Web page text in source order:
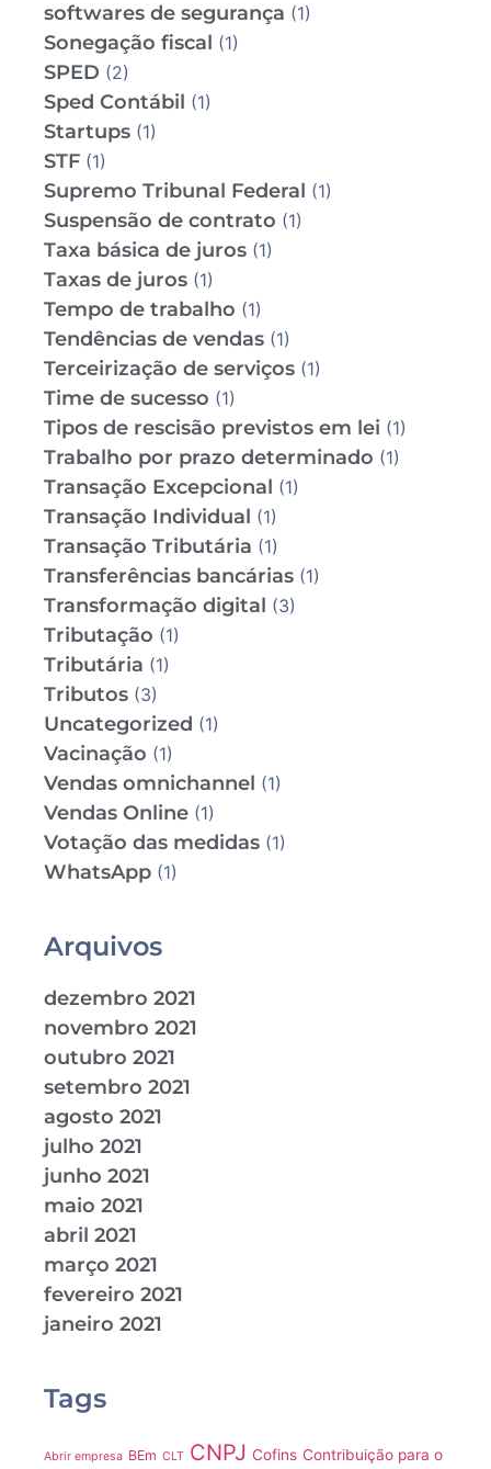
softwares de segurança (1)
Sonegação fiscal (1)
SPED (2)
Sped Contábil (1)
Startups (1)
STF (1)
Supremo Tribunal Federal (1)
Suspensão de contrato (1)
Taxa básica de juros (1)
Taxas de juros (1)
Tempo de trabalho (1)
Tendências de vendas (1)
Terceirização de serviços (1)
Time de sucesso (1)
Tipos de rescisão previstos em lei (1)
Trabalho por prazo determinado (1)
Transação Excepcional (1)
Transação Individual (1)
Transação Tributária (1)
Transferências bancárias (1)
Transformação digital (3)
Tributação (1)
Tributária (1)
Tributos (3)
Uncategorized (1)
Vacinação (1)
Vendas omnichannel (1)
Vendas Online (1)
Votação das medidas (1)
WhatsApp (1)
Arquivos
dezembro 2021
novembro 2021
outubro 2021
setembro 2021
agosto 2021
julho 2021
junho 2021
maio 2021
abril 2021
março 2021
fevereiro 2021
janeiro 2021
Tags
Abrir empresa BEm CLT CNPJ Cofins Contribuição para o